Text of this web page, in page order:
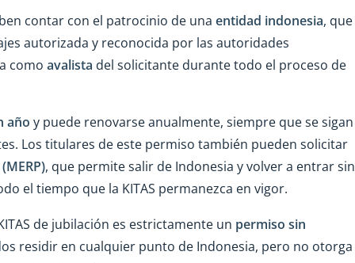
contar con el patrocinio de una entidad indonesia, que
autorizada y reconocida por las autoridades
como avalista del solicitante durante todo el proceso de
año y puede renovarse anualmente, siempre que se sigan
Los titulares de este permiso también pueden solicitar
, que permite salir de Indonesia y volver a entrar sin
el tiempo que la KITAS permanezca en vigor.
de jubilación es estrictamente un permiso sin
residir en cualquier punto de Indonesia, pero no otorga